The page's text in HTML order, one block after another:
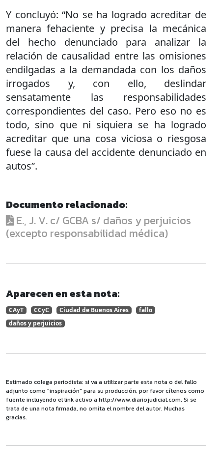
Y concluyó: “No se ha logrado acreditar de
manera fehaciente y precisa la mecánica
del hecho denunciado para analizar la
relación de causalidad entre las omisiones
endilgadas a la demandada con los daños
irrogados y, con ello, deslindar
sensatamente las responsabilidades
correspondientes del caso. Pero eso no es
todo, sino que ni siquiera se ha logrado
acreditar que una cosa viciosa o riesgosa
fuese la causa del accidente denunciado en
autos”.
Documento relacionado:
E., J. V. c/ GCBA s/ daños y perjuicios
(excepto responsabilidad médica)
Aparecen en esta nota:
CAyT CCyC Ciudad de Buenos Aires
fallo
daños y perjuicios
Estimado colega periodista: si va a utilizar parte esta nota o del fallo
adjunto como "inspiración" para su producción, por favor cítenos como
fuente incluyendo el link activo a http://www.diariojudicial.com. Si se
trata de una nota firmada, no omita el nombre del autor. Muchas
gracias.